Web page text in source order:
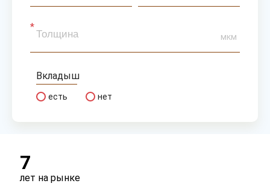
мкм
Вкладыш
есть нет
7
лет на рынке